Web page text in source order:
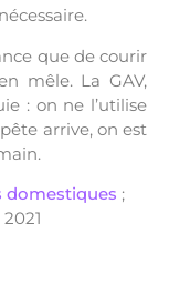
nécessaire.
que de courir
mêle. La GAV,
: on ne l’utilise
arrive, on est
domestiques ;